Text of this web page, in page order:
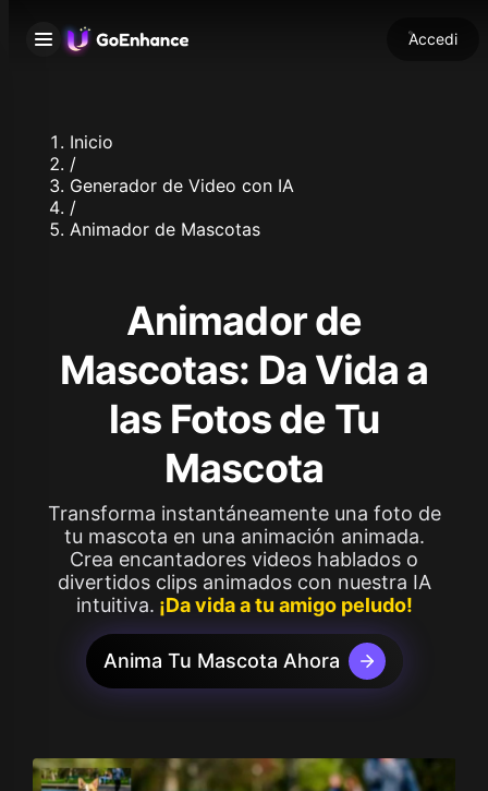
Accedi
Inicio
/
Generador de Video con IA
/
Animador de Mascotas
Animador de
Mascotas: Da Vida a
las Fotos de Tu
Mascota
Transforma instantáneamente una foto de
tu mascota en una animación animada.
Crea encantadores videos hablados o
divertidos clips animados con nuestra IA
intuitiva. ¡Da vida a tu amigo peludo!
Anima Tu Mascota Ahora